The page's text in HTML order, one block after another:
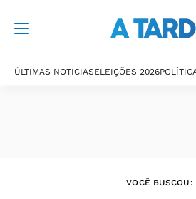
ÚLTIMAS NOTÍCIASELEIÇÕES 2026
VOCÊ BUSCOU: